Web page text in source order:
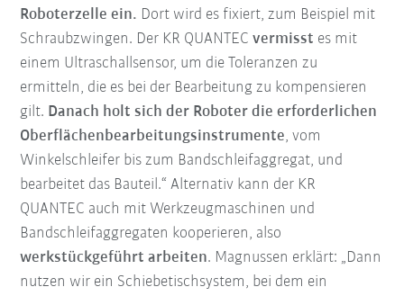
Roboterzelle ein. Dort wird es fixiert, zum Beispiel mit
Schraubzwingen. Der KR QUANTECvermisst es mit
einem Ultraschallsensor, um die Toleranzen zu
ermitteln, die es bei der Bearbeitung zu kompensieren
gilt. Danach holt sich der Roboter die erforderlichen
Oberflächenbearbeitungsinstrumente, vom
Winkelschleifer bis zum Bandschleifaggregat, und
bearbeitet das Bauteil.“ Alternativ kann der KR
QUANTEC auch mit Werkzeugmaschinen und
Bandschleifaggregaten kooperieren, also
werkstückgeführt arbeiten. Magnussen erklärt: „Dann
nutzen wir ein Schiebetischsystem, bei dem ein